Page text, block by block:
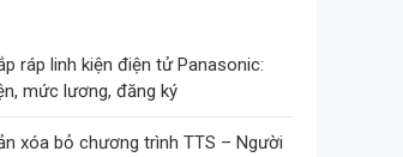
ráp linh kiện điện tử Panasonic:
mức lương, đăng ký
xóa bỏ chương trình TTS – Người